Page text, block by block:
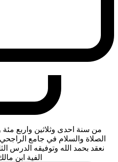
من سنة احدى وثلاثين واربع
الصلاة والسلام في جامع
نعقد بحمد الله وتوفيقه
الفية ابن